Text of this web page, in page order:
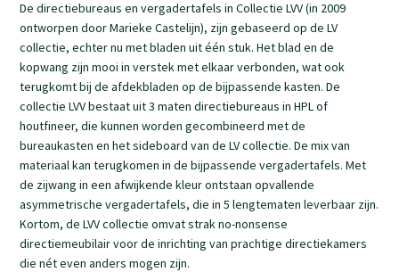
Kortom, de LVV collectie omvat strak no-nonsense
directiemeubilair voor de inrichting van prachtige directiekamers
die nét even anders mogen zijn.
De directiebureaus en vergadertafels in Collectie LVV (in 2009
ontworpen door Marieke Castelijn), zijn gebaseerd op de LV
collectie, echter nu met bladen uit één stuk. Het blad en de
kopwang zijn mooi in verstek met elkaar verbonden, wat ook
terugkomt bij de afdekbladen op de bijpassende kasten. De
collectie LVV bestaat uit 3 maten directiebureaus in HPL of
houtfineer, die kunnen worden gecombineerd met de
bureaukasten en het sideboard van de LV collectie. De mix van
materiaal kan terugkomen in de bijpassende vergadertafels. Met
de zijwang in een afwijkende kleur ontstaan opvallende
asymmetrische vergadertafels, die in 5 lengtematen leverbaar zijn.
Kortom, de LVV collectie omvat strak no-nonsense
directiemeubilair voor de inrichting van prachtige directiekamers
die nét even anders mogen zijn.